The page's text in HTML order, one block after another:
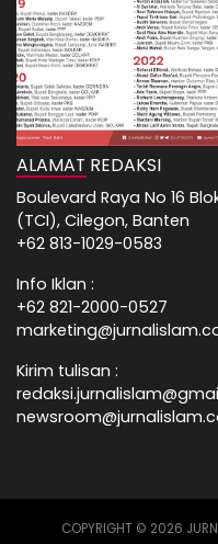
ALAMAT REDAKSI
Boulevard Raya No 16
(TCI), Cilegon, Banten
+62 813-1029-0583
Info Iklan :
+62 821-2000-0527
Kirim tulisan :
COPYRIGHT © 2026